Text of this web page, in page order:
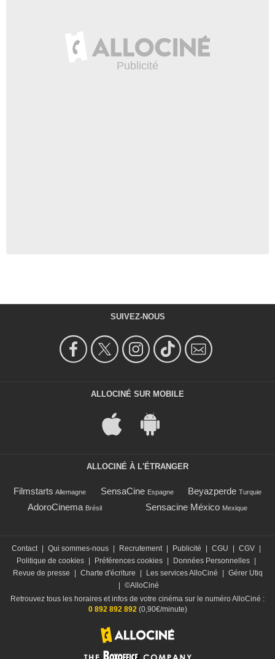
SUIVEZ-NOUS
ALLOCINÉ SUR MOBILE
ALLOCINÉ À L'ÉTRANGER
Filmstarts Allemagne SensaCine Espagne Beyazperde Turquie
AdoroCinema Brésil Sensacine México Mexique
Contact | Qui sommes-nous | Recrutement | Publicité | CGU | CGV |
Politique de cookies | Préférences cookies | Données Personnelles |
Revue de presse
| Charte d'écriture | Les services AlloCiné | Gérer Utiq
| ©AlloCiné
Retrouvez tous les horaires et infos de votre cinéma sur le numéro AlloCiné :
0 892 892 892 (0,90€/minute)